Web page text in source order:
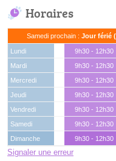
Horaires
Samedi prochain : Jour férié
Lundi 9h30 - 12h30
Mardi
9h30 - 12h30
Mercredi
9h30 - 12h30
Jeudi
9h30 - 12h30
Vendredi
9h30 - 12h30
Samedi
9h30 - 12h30
Dimanche
9h30 - 12h30
Signaler une erreur